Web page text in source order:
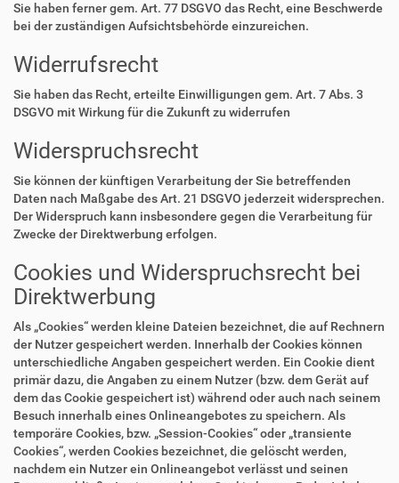
Sie haben ferner gem. Art. 77 DSGVO das Recht, eine Beschwerde
bei der zuständigen Aufsichtsbehörde einzureichen.
Widerrufsrecht
Sie haben das Recht, erteilte Einwilligungen gem. Art. 7 Abs. 3
DSGVO mit Wirkung für die Zukunft zu widerrufen
Widerspruchsrecht
Sie können der künftigen Verarbeitung der Sie betreffenden
Daten nach Maßgabe des Art. 21 DSGVO jederzeit widersprechen.
Der Widerspruch kann insbesondere gegen die Verarbeitung für
Zwecke der Direktwerbung erfolgen.
Cookies und Widerspruchsrecht bei
Direktwerbung
Als „Cookies“ werden kleine Dateien bezeichnet, die auf Rechnern
der Nutzer gespeichert werden. Innerhalb der Cookies können
unterschiedliche Angaben gespeichert werden. Ein Cookie dient
primär dazu, die Angaben zu einem Nutzer (bzw. dem Gerät auf
dem das Cookie gespeichert ist) während oder auch nach seinem
Besuch innerhalb eines Onlineangebotes zu speichern. Als
temporäre Cookies, bzw. „Session-Cookies“ oder „transiente
Cookies“, werden Cookies bezeichnet, die gelöscht werden,
nachdem ein Nutzer ein Onlineangebot verlässt und seinen